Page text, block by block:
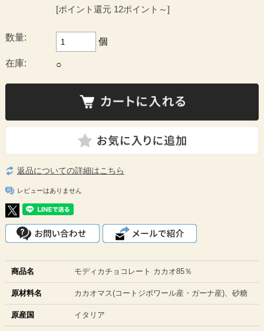
[ポイント還元 12ポイント～]
数量: 個
在庫: ○
返品についての詳細はこちら
レビューはありません
商品名 モディカチョコレート カカオ85％
原材料名 カカオマス(コートジボワール産・ガーナ産)、砂糖
原産国 イタリア